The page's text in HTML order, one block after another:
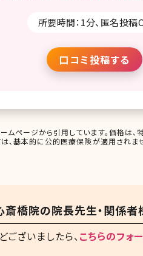
所要時間：1分、匿名投稿
口コミ投稿する
ムページから引用しています。価格は
、基本的に公的医療保険が適用されま
斎橋院の院長先生・関係者
ざいましたら、こちらのフォ